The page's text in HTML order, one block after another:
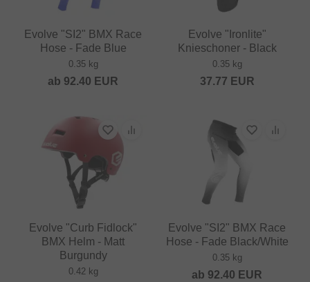
Evolve "SI2" BMX Race
Hose - Fade Blue
0.35 kg
ab 92.40 EUR
Evolve "Ironlite"
Knieschoner - Black
0.35 kg
37.77 EUR
Evolve "Curb Fidlock"
BMX Helm - Matt
Burgundy
0.42 kg
Evolve "SI2" BMX Race
Hose - Fade Black/White
0.35 kg
ab 92.40 EUR